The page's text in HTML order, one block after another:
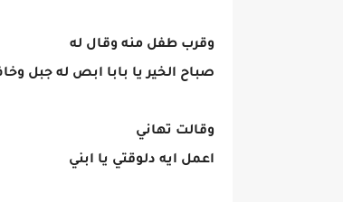
وقرب طفل منه وقال له
صباح الخير يا بابا ابص له جبل
وقالت تهاني
اعمل ايه دلوقتي يا ابني